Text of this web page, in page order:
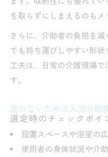
を取らずにしまえるのもメ
さらに、介助者の負担を
でも持ち運びしやすい形
工夫は、日常の介護現場
す。
迷わないための入浴介助
選定時のチェックポイ
設置スペースや浴室の
使用者の身体状況や介